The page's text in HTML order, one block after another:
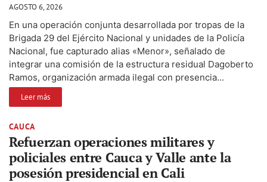
AGOSTO 6, 2026
En una operación conjunta desarrollada por tropas de la
Brigada 29 del Ejército Nacional y unidades de la Policía
Nacional, fue capturado alias «Menor», señalado de
integrar una comisión de la estructura residual Dagoberto
Ramos, organización armada ilegal con presencia...
Leer más
CAUCA
Refuerzan operaciones militares y
policiales entre Cauca y Valle ante la
posesión presidencial en Cali